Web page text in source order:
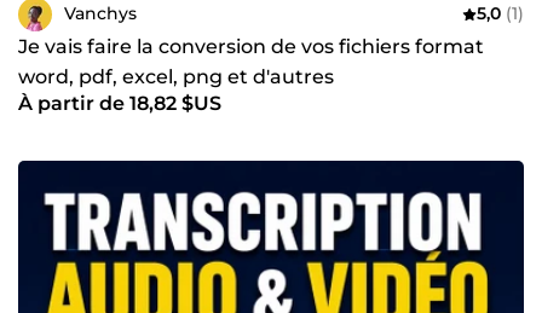
Vanchys 5,0 (1)
Je vais faire la conversion de vos fichiers format
word, pdf, excel, png et d'autres
À partir de 18,82 $US